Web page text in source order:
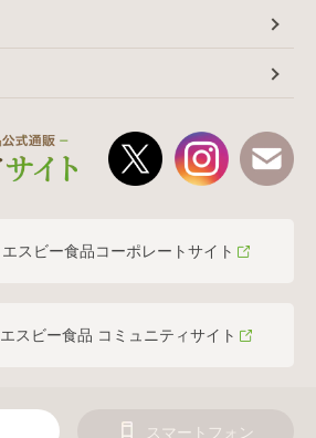
エスビー食品コーポレートサイト
エスビー食品 コミュニティサイト
スマートフォン